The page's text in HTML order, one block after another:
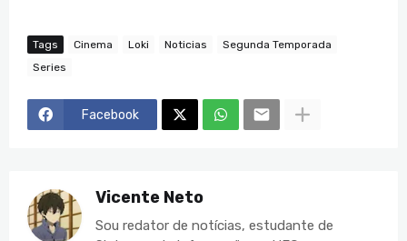
Tags Cinema Loki Noticias
Segunda Temporada
Series
Facebook
Vicente Neto
Sou redator de notícias, estudante de